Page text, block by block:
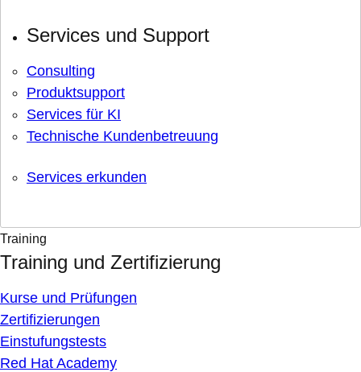
Services und Support
Consulting
Produktsupport
Services für KI
Technische Kundenbetreuung
Services erkunden
Training
Training und Zertifizierung
Kurse und Prüfungen
Zertifizierungen
Einstufungstests
Red Hat Academy